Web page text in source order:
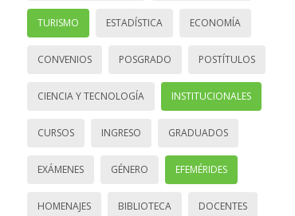
TURISMO ESTADÍSTICA ECONOMÍA
CONVENIOS POSGRADO POSTÍTULOS
CIENCIA Y TECNOLOGÍA INSTITUCIONALES
CURSOS INGRESO GRADUADOS
EXÁMENES GÉNERO EFEMÉRIDES
HOMENAJES BIBLIOTECA DOCENTES